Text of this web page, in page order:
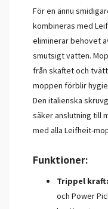
För en ännu
kombineras med
eliminerar behovet
smutsigt vatten.
från skaftet och
moppen förblir
Den italienska
säker anslutning till
med alla Leifheit-
Funktioner:
Trippel kraft:
och Power